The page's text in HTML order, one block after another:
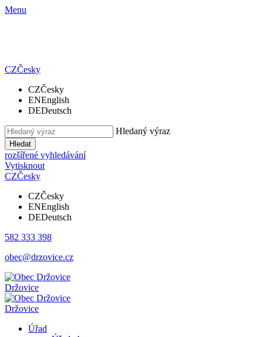
Menu
CZČesky
CZČesky
ENEnglish
DEDeutsch
Hledaný výraz
Hledat
rozšířené vyhledávání
Vytisknout
CZČesky
CZČesky
ENEnglish
DEDeutsch
582 333 398
obec@drzovice.cz
Držovice
Držovice
Úřad